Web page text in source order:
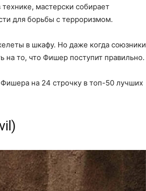
мастерски собирает
для борьбы с терроризмом.
в шкафу. Но даже когда союзники
на то, что Фишер поступит правильно.
на 24 строчку в топ-50 лучших